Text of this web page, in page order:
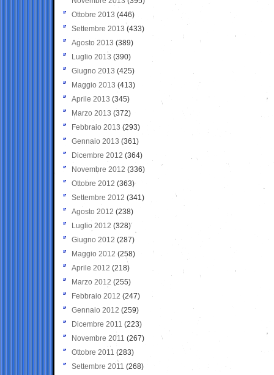
Ottobre 2013 (446)
Settembre 2013 (433)
Agosto 2013 (389)
Luglio 2013 (390)
Giugno 2013 (425)
Maggio 2013 (413)
Aprile 2013 (345)
Marzo 2013 (372)
Febbraio 2013 (293)
Gennaio 2013 (361)
Dicembre 2012 (364)
Novembre 2012 (336)
Ottobre 2012 (363)
Settembre 2012 (341)
Agosto 2012 (238)
Luglio 2012 (328)
Giugno 2012 (287)
Maggio 2012 (258)
Aprile 2012 (218)
Marzo 2012 (255)
Febbraio 2012 (247)
Gennaio 2012 (259)
Dicembre 2011 (223)
Novembre 2011 (267)
Ottobre 2011 (283)
Settembre 2011 (268)